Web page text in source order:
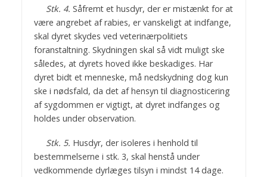
Stk. 4. Såfremt et husdyr, der er mistænkt for at
være angrebet af rabies, er vanskeligt at indfange,
skal dyret skydes ved veterinærpolitiets
foranstaltning. Skydningen skal så vidt muligt ske
således, at dyrets hoved ikke beskadiges. Har
dyret bidt et menneske, må nedskydning dog kun
ske i nødsfald, da det af hensyn til diagnosticering
af sygdommen er vigtigt, at dyret indfanges og
holdes under observation.
Stk. 5. Husdyr, der isoleres i henhold til
bestemmelserne i stk. 3, skal henstå under
vedkommende dyrlæges tilsyn i mindst 14 dage.